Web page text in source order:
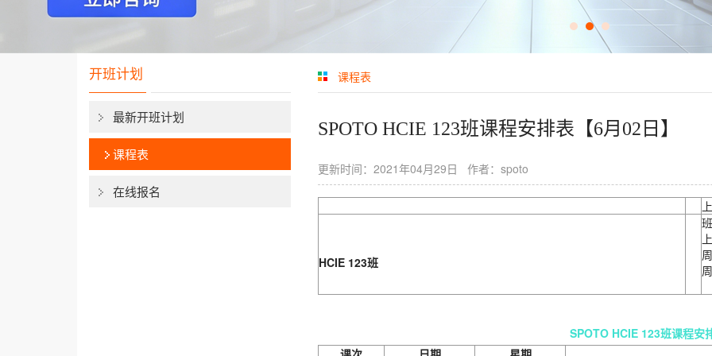
开班计划
最新开班计划
课程表
在线报名
课程表
SPOTO HCIE 123班课程安排表【6月02日】
更新时间：2021年04月29日 作者：spoto
HCIE 123班
SPOTO HCIE 123班课程安